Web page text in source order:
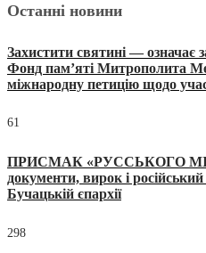
Останні новини
Захистити святині — означає
Фонд пам’яті Митрополита
міжнародну петицію щодо
61
ПРИСМАК «РУССЬКОГО
документи, вирок і
Бучацькій єпархії
298